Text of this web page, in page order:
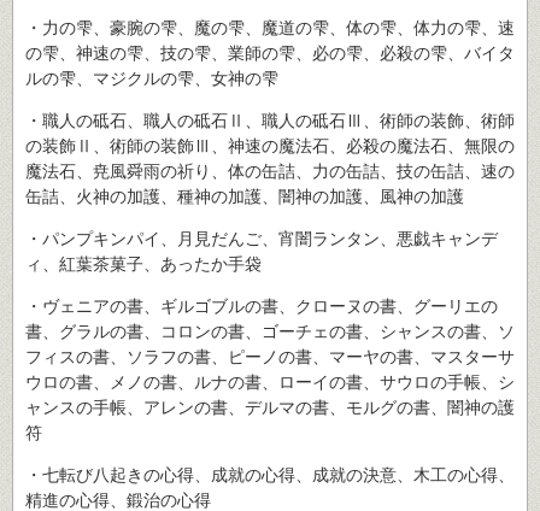
・力の雫、豪腕の雫、魔の雫、魔道の雫、体の雫、体力の雫、速
の雫、神速の雫、技の雫、業師の雫、必の雫、必殺の雫、バイタ
ルの雫、マジクルの雫、女神の雫
・職人の砥石、職人の砥石Ⅱ、職人の砥石Ⅲ、術師の装飾、術師
の装飾Ⅱ、術師の装飾Ⅲ、神速の魔法石、必殺の魔法石、無限の
魔法石、尭風舜雨の祈り、体の缶詰、力の缶詰、技の缶詰、速の
缶詰、火神の加護、種神の加護、闇神の加護、風神の加護
・パンプキンパイ、月見だんご、宵闇ランタン、悪戯キャンデ
ィ、紅葉茶菓子、あったか手袋
・ヴェニアの書、ギルゴブルの書、クローヌの書、グーリエの
書、グラルの書、コロンの書、ゴーチェの書、シャンスの書、ソ
フィスの書、ソラフの書、ピーノの書、マーヤの書、マスターサ
ウロの書、メノの書、ルナの書、ローイの書、サウロの手帳、シ
ャンスの手帳、アレンの書、デルマの書、モルグの書、闇神の護
符
・七転び八起きの心得、成就の心得、成就の決意、木工の心得、
精進の心得、鍛治の心得